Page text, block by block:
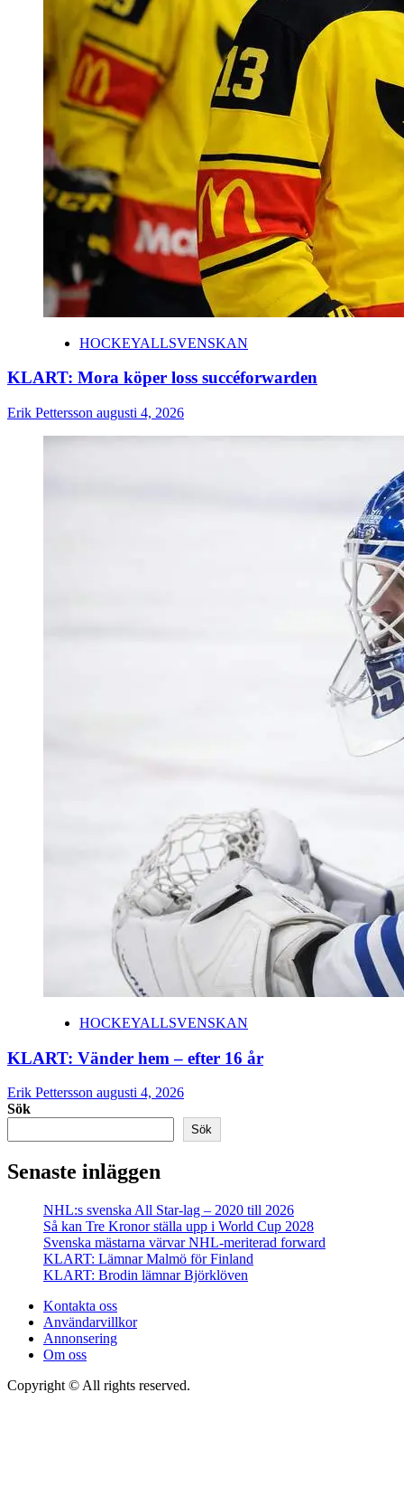
HOCKEYALLSVENSKAN
KLART: Mora köper loss succéforwarden
Erik Pettersson augusti 4, 2026
HOCKEYALLSVENSKAN
KLART: Vänder hem – efter 16 år
Erik Pettersson augusti 4, 2026
Sök
Sök
Senaste inläggen
NHL:s svenska All Star-lag – 2020 till 2026
Så kan Tre Kronor ställa upp i World Cup 2028
Svenska mästarna värvar NHL-meriterad forward
KLART: Lämnar Malmö för Finland
KLART: Brodin lämnar Björklöven
Kontakta oss
Användarvillkor
Annonsering
Om oss
Copyright © All rights reserved.